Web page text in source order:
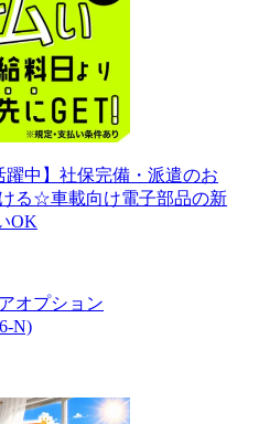
躍中】社保完備・派遣のお
る☆車載向け電子部品の新
OK
オプション
N)